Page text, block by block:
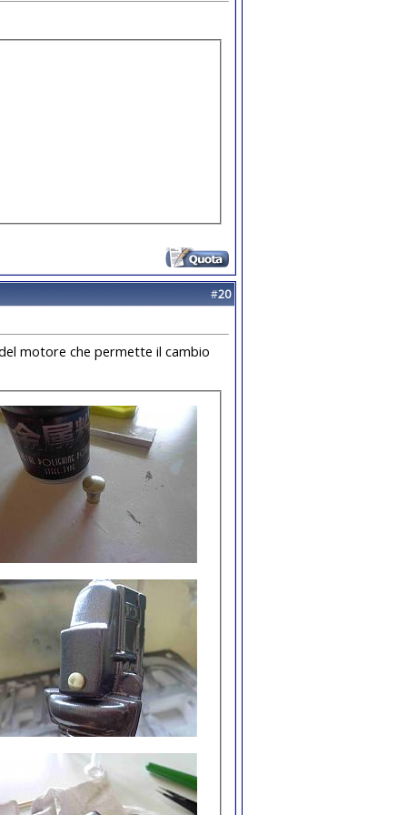
#20
motore che permette il cambio